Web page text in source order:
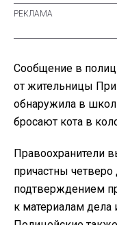
Сообщение в
от жительницы
обнаружила в
бросают кота в
Правоохранители
причастны четверо
подтверждением
к материалам дела